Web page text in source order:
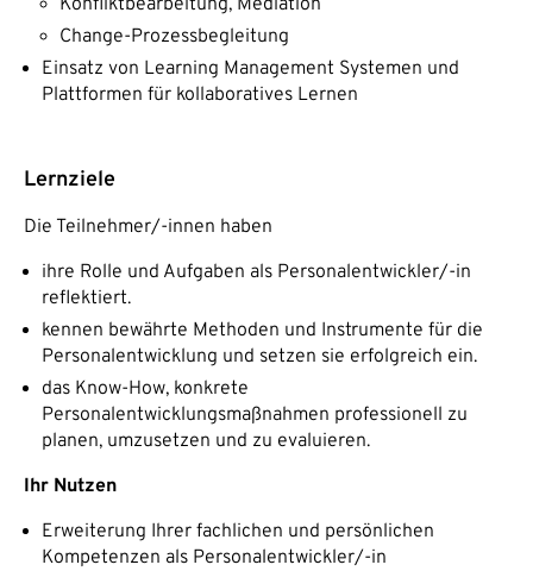
Change-Prozessbegleitung
Einsatz von Learning Management Systemen und
Plattformen für kollaboratives Lernen
Lernziele
Die Teilnehmer/-innen haben
ihre Rolle und Aufgaben als Personalentwickler/-in
reflektiert.
kennen bewährte Methoden und Instrumente für die
Personalentwicklung und setzen sie erfolgreich ein.
das Know-How, konkrete
Personalentwicklungsmaßnahmen professionell zu
planen, umzusetzen und zu evaluieren.
Ihr Nutzen
Erweiterung Ihrer fachlichen und persönlichen
Kompetenzen als Personalentwickler/-in